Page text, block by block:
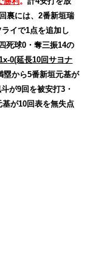
裏には、2番新垣瑞
イで1点を追加し
死球0・奪三振14の
0(延長10回サヨナ
塁から5番新垣元基が
が9回を被安打3・
が10回表を無失点